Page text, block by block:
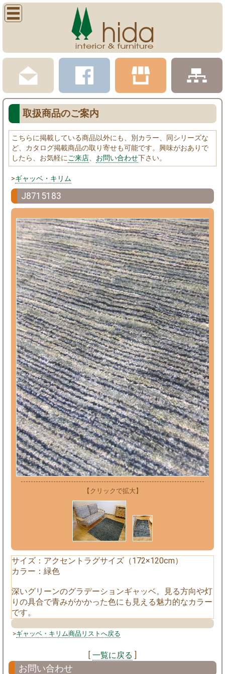
取扱商品のご案内
こちらに掲載している商品以外にも、別カラー、同シリーズな
ど、カタログ掲載商品の取り寄せも可能です。興味がおありで
したら、お気軽にご来店、 お問い合わせ下さい。
>ギャッベ・キリム
J8715183
【クリックで拡大】
サイズ：アクセントラグサイズ（172×120cm）
カラー：緑色
深いグリーンのグラデーションギャッベ。見る方向や灯
りの具合で青みがかかった色にも見える魅力的なカラー
です。
>ギャッベ・キリム商品リストへ戻る
[ 一覧に戻る ]
お問い合わせ